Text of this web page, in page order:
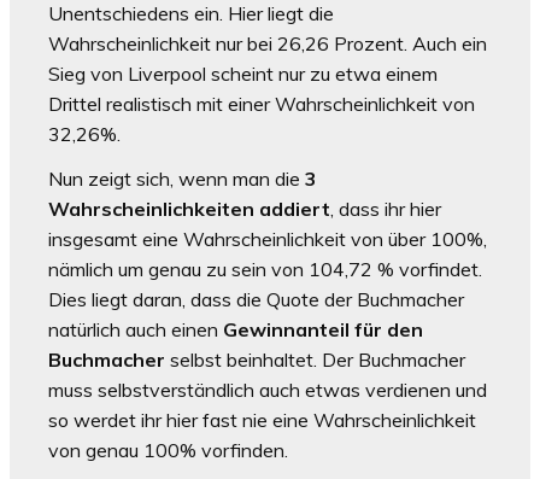
Unentschiedens ein. Hier liegt die
Wahrscheinlichkeit nur bei 26,26 Prozent. Auch ein
Sieg von Liverpool scheint nur zu etwa einem
Drittel realistisch mit einer Wahrscheinlichkeit von
32,26%.
Nun zeigt sich, wenn man die 3
Wahrscheinlichkeiten addiert, dass ihr hier
insgesamt eine Wahrscheinlichkeit von über 100%,
nämlich um genau zu sein von 104,72 % vorfindet.
Dies liegt daran, dass die Quote der Buchmacher
natürlich auch einen Gewinnanteil für den
Buchmacher selbst beinhaltet. Der Buchmacher
muss selbstverständlich auch etwas verdienen und
so werdet ihr hier fast nie eine Wahrscheinlichkeit
von genau 100% vorfinden.